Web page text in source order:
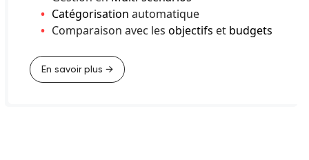
Catégorisation automatique
Comparaison avec les objectifs et budgets
En savoir plus →